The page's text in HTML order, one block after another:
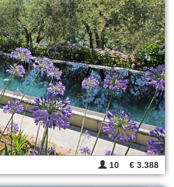
10 € 3.388